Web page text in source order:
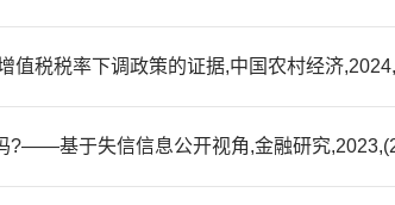
值税税率下调政策的证据,中国农村经济
?——基于失信信息公开视角,金融研究